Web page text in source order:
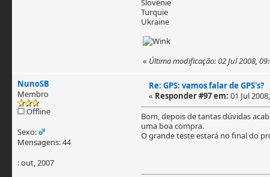
Slovénie
Turquie
Ukraine
« Última modificação: 02 Jul 2008,
NunoSB
Membro
Offline
Sexo:
Mensagens: 44
: out, 2007
Re: GPS: vamos falar de GPS's?
« Responder #97 em: 01 Jul
Bom, depois de tantas dúvidas
uma boa compra.
O grande teste estará no final do